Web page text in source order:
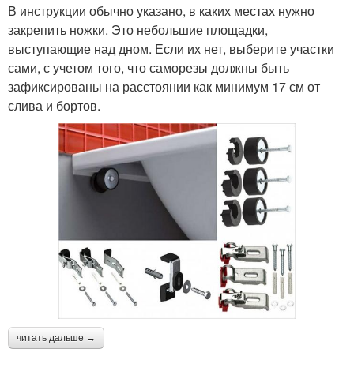
В инструкции обычно указано, в каких местах нужно
закрепить ножки. Это небольшие площадки,
выступающие над дном. Если их нет, выберите участки
сами, с учетом того, что саморезы должны быть
зафиксированы на расстоянии как минимум 17 см от
слива и бортов.
читать дальше →